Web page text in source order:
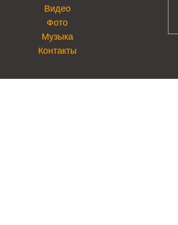
Видео
Фото
Музыка
Контакты